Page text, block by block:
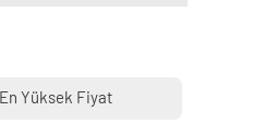
En Yüksek Fiyat